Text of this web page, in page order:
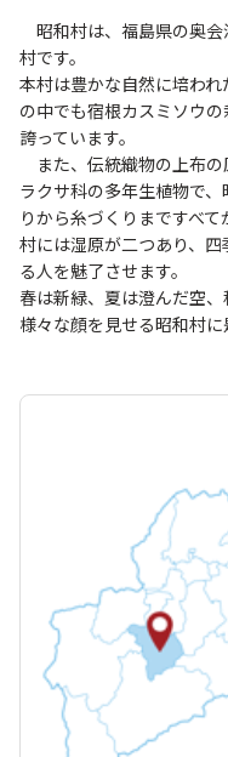
昭和村は、福島県の奥会
村です。
本村は豊かな自然に培わ
の中でも宿根カスミソウ
誇っています。
また、伝統織物の上布の
ラクサ科の多年生植物で
りから糸づくりまですべて
村には湿原が二つあり、
る人を魅了させます。
春は新緑、夏は澄んだ空、
様々な顔を見せる昭和村に